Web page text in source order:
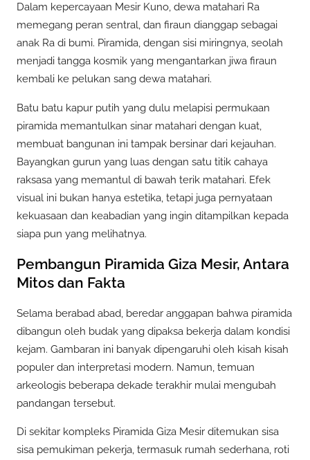
Dalam kepercayaan Mesir Kuno, dewa matahari Ra
memegang peran sentral, dan firaun dianggap sebagai
anak Ra di bumi. Piramida, dengan sisi miringnya, seolah
menjadi tangga kosmik yang mengantarkan jiwa firaun
kembali ke pelukan sang dewa matahari.
Batu batu kapur putih yang dulu melapisi permukaan
piramida memantulkan sinar matahari dengan kuat,
membuat bangunan ini tampak bersinar dari kejauhan.
Bayangkan gurun yang luas dengan satu titik cahaya
raksasa yang memantul di bawah terik matahari. Efek
visual ini bukan hanya estetika, tetapi juga pernyataan
kekuasaan dan keabadian yang ingin ditampilkan kepada
siapa pun yang melihatnya.
Pembangun Piramida Giza Mesir, Antara
Mitos dan Fakta
Selama berabad abad, beredar anggapan bahwa piramida
dibangun oleh budak yang dipaksa bekerja dalam kondisi
kejam. Gambaran ini banyak dipengaruhi oleh kisah kisah
populer dan interpretasi modern. Namun, temuan
arkeologis beberapa dekade terakhir mulai mengubah
pandangan tersebut.
Di sekitar kompleks Piramida Giza Mesir ditemukan sisa
sisa pemukiman pekerja, termasuk rumah sederhana, roti